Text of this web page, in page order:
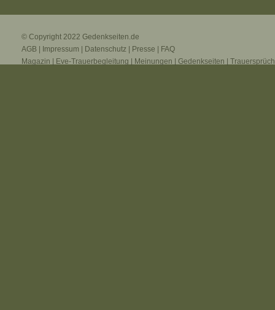
© Copyright 2022 Gedenkseiten.de
AGB
Impressum Datenschutz Presse
FAQ
Magazin
Eve-Trauerbegleitung Meinungen Gedenkseiten